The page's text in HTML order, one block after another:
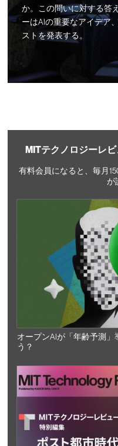
か。この問いに対する答
ーはAIの重要なアイデア
ストを発表する。
MITテクノロジーレ
有料会員になると、毎月
が
オープンAIが「年齢予測
う？